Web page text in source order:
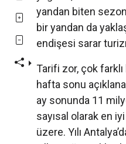
yandan biten
bir yandan da
endişesi sarar
Tarifi zor, çok farklı
hafta sonu
ay sonunda 11
sayısal olarak en
üzere. Yılı